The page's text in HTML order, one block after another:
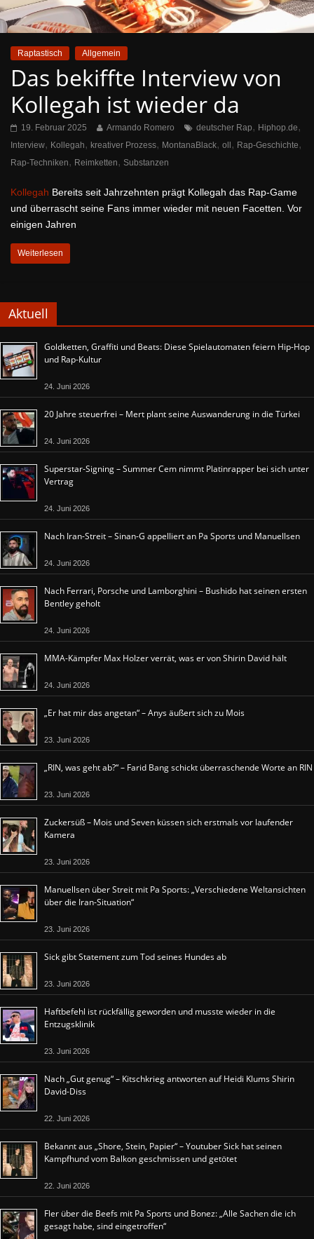
Raptastisch Allgemein
Das bekiffte Interview von
Kollegah ist wieder da
19. Februar 2025 Armando Romero deutscher Rap, Hiphop.de,
Interview, Kollegah, kreativer Prozess, MontanaBlack, oll , Rap-Geschichte,
Rap-Techniken, Reimketten, Substanzen
Kollegah Bereits seit Jahrzehnten prägt Kollegah das Rap-Game
und überrascht seine Fans immer wieder mit neuen Facetten. Vor
einigen Jahren
Weiterlesen
Aktuell
Goldketten, Graffiti und Beats: Diese Spielautomaten feiern Hip-Hop
und Rap-Kultur
24. Juni 2026
20 Jahre steuerfrei – Mert plant seine Auswanderung in die Türkei
24. Juni 2026
Superstar-Signing – Summer Cem nimmt Platinrapper bei sich unter
Vertrag
24. Juni 2026
Nach Iran-Streit – Sinan-G appelliert an Pa Sports und Manuellsen
24. Juni 2026
Nach Ferrari, Porsche und Lamborghini – Bushido hat seinen ersten
Bentley geholt
24. Juni 2026
MMA-Kämpfer Max Holzer verrät, was er von Shirin David hält
24. Juni 2026
„Er hat mir das angetan“ – Anys äußert sich zu Mois
23. Juni 2026
„RIN, was geht ab?“ – Farid Bang schickt überraschende Worte an RIN
23. Juni 2026
Zuckersüß – Mois und Seven küssen sich erstmals vor laufender
Kamera
23. Juni 2026
Manuellsen über Streit mit Pa Sports: „Verschiedene Weltansichten
über die Iran-Situation“
23. Juni 2026
Sick gibt Statement zum Tod seines Hundes ab
23. Juni 2026
Haftbefehl ist rückfällig geworden und musste wieder in die
Entzugsklinik
23. Juni 2026
Nach „Gut genug“ – Kitschkrieg antworten auf Heidi Klums Shirin
David-Diss
22. Juni 2026
Bekannt aus „Shore, Stein, Papier“ – Youtuber Sick hat seinen
Kampfhund vom Balkon geschmissen und getötet
22. Juni 2026
Fler über die Beefs mit Pa Sports und Bonez: „Alle Sachen die ich
gesagt habe, sind eingetroffen“